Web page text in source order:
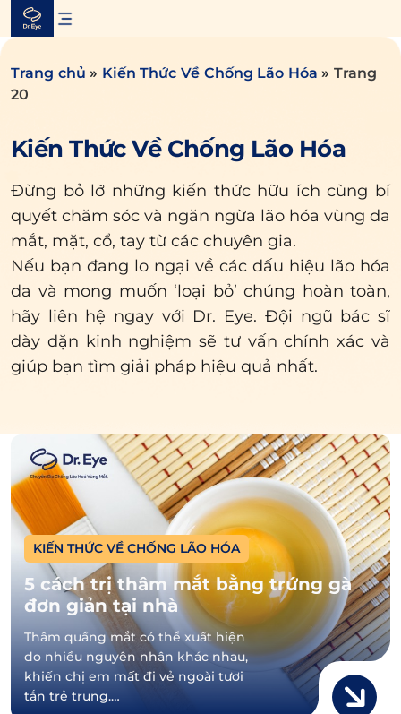
Skip
content
Trang chủ » Kiến Thức Về Chống Lão Hóa »Trang
20
Kiến Thức Về Chống Lão Hóa
Đừng bỏ lỡ những kiến thức hữu ích cùng bí
quyết chăm sóc và ngăn ngừa lão hóa vùng da
mắt, mặt, cổ, tay từ các chuyên gia.
Nếu bạn đang lo ngại về các dấu hiệu lão hóa
da và mong muốn ‘loại bỏ’ chúng hoàn toàn,
hãy liên hệ ngay với Dr. Eye. Đội ngũ bác sĩ
dày dặn kinh nghiệm sẽ tư vấn chính xác và
giúp bạn tìm giải pháp hiệu quả nhất.
KIẾN THỨC VỀ CHỐNG LÃO HÓA
5 cách trị thâm mắt bằng trứng gà
đơn giản tại nhà
Thâm quầng mắt có thể xuất hiện
do nhiều nguyên nhân khác nhau,
khiến chị em mất đi vẻ ngoài tươi
tắn trẻ trung.…